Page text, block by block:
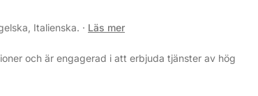
Italienska. · Läs mer
och är engagerad i att erbjuda tjänster av hög